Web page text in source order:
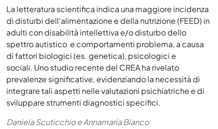
La letteratura scientifica indica una maggiore incidenza
di disturbi dell'alimentazione e della nutrizione (FEED) in
adulti con disabilità intellettiva e/o disturbo dello
spettro autistico e comportamenti problema, a causa
di fattori biologici (es. genetica), psicologici e
sociali. Uno studio recente del CREA ha rivelato
prevalenze significative, evidenziando la necessità di
integrare tali aspetti nelle valutazioni psichiatriche e di
sviluppare strumenti diagnostici specifici.
Daniela Scuticchio e Annamaria Bianco